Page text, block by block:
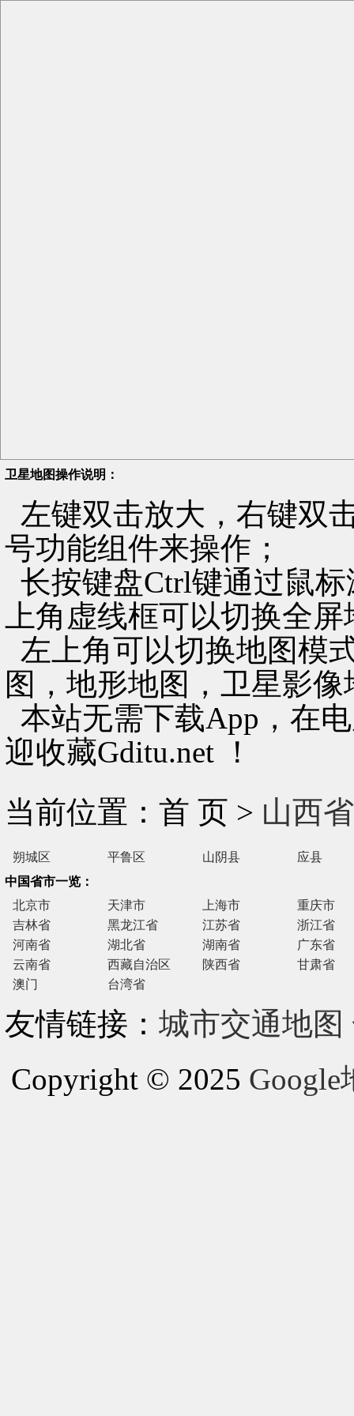
卫星地图操作说明：
左键双击放大，右键双
号功能组件来操作；
长按键盘Ctrl键通过鼠
上角虚线框可以切换全
左上角可以切换地图模
图，地形地图，卫星影像
本站无需下载App，在
迎收藏Gditu.net ！
当前位置：首 页 > 山西
朔城区 平鲁区 山阴县
应县
中国省市一览：
北京市
天津市 上海市
重庆市
吉林省
黑龙江省 江苏省
浙江省
河南省
湖北省 湖南省
广东省
云南省
西藏自治区 陕西省
甘肃省
澳门
台湾省
友情链接： 城市交通地图
Copyright © 2025 Google